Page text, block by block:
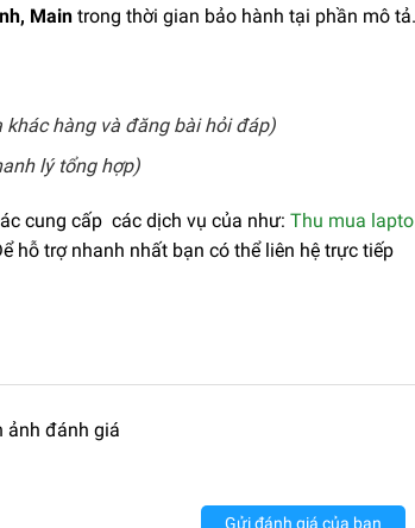
Main trong thời gian bảo hành tại phần mô tả.
hàng và đăng bài hỏi đáp)
lý tổng hợp)
cung cấp các dịch vụ của như: Thu mua
hỗ trợ nhanh nhất bạn có thể liên hệ trực tiếp
ảnh đánh giá
Gửi đánh giá của bạn